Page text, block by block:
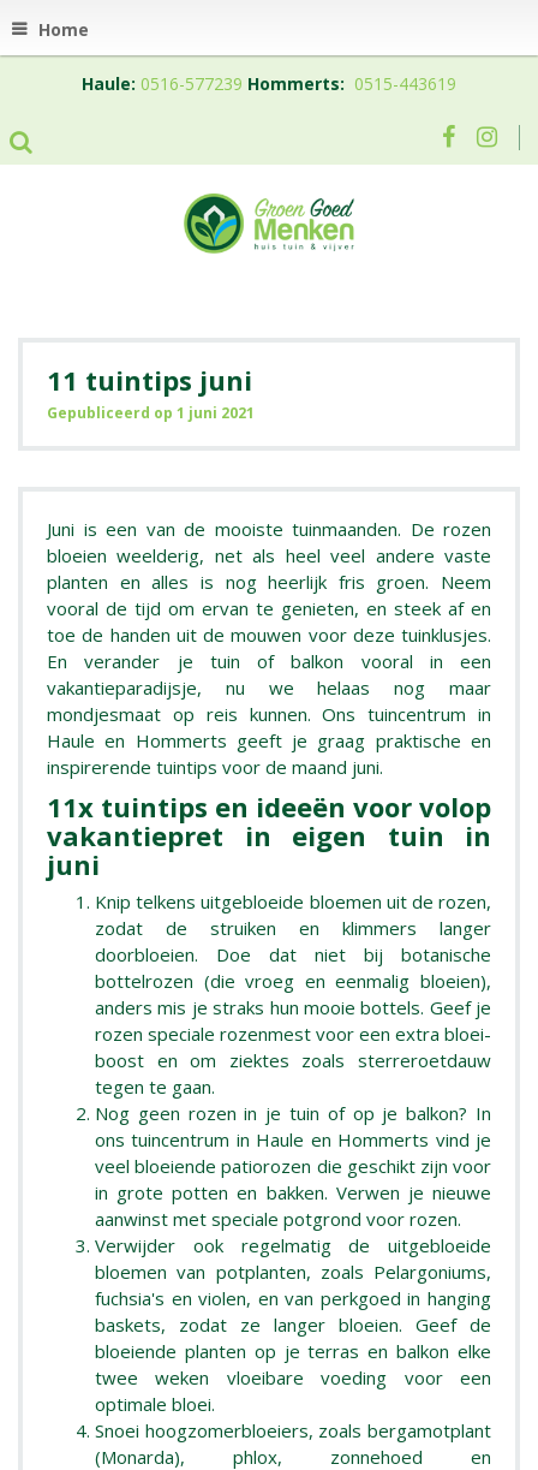
Home
Haule: 0516-577239 Hommerts: 0515-443619
11 tuintips juni
Gepubliceerd op 1 juni 2021
Juni is een van de mooiste tuinmaanden. De rozen
bloeien weelderig, net als heel veel andere vaste
planten en alles is nog heerlijk fris groen. Neem
vooral de tijd om ervan te genieten, en steek af en
toe de handen uit de mouwen voor deze tuinklusjes.
En verander je tuin of balkon vooral in een
vakantieparadijsje, nu we helaas nog maar
mondjesmaat op reis kunnen. Ons tuincentrum in
Haule en Hommerts geeft je graag praktische en
inspirerende tuintips voor de maand juni.
11x tuintips en ideeën voor volop
vakantiepret in eigen tuin in
juni
Knip telkens uitgebloeide bloemen uit de rozen,
zodat de struiken en klimmers langer
doorbloeien. Doe dat niet bij botanische
bottelrozen (die vroeg en eenmalig bloeien),
anders mis je straks hun mooie bottels. Geef je
rozen speciale rozenmest voor een extra bloei-
boost en om ziektes zoals sterreroetdauw
tegen te gaan.
Nog geen rozen in je tuin of op je balkon? In
ons tuincentrum in Haule en Hommerts vind je
veel bloeiende patiorozen die geschikt zijn voor
in grote potten en bakken. Verwen je nieuwe
aanwinst met speciale potgrond voor rozen.
Verwijder ook regelmatig de uitgebloeide
bloemen van potplanten, zoals Pelargoniums,
fuchsia's en violen, en van perkgoed in hanging
baskets, zodat ze langer bloeien. Geef de
bloeiende planten op je terras en balkon elke
twee weken vloeibare voeding voor een
optimale bloei.
Snoei hoogzomerbloeiers, zoals bergamotplant
(Monarda), phlox, zonnehoed en